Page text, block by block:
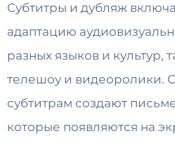
Субтитры и дубляж
адаптацию
разных языков и культур,
телешоу и видеоролики.
субтитрам создают
которые появляются на